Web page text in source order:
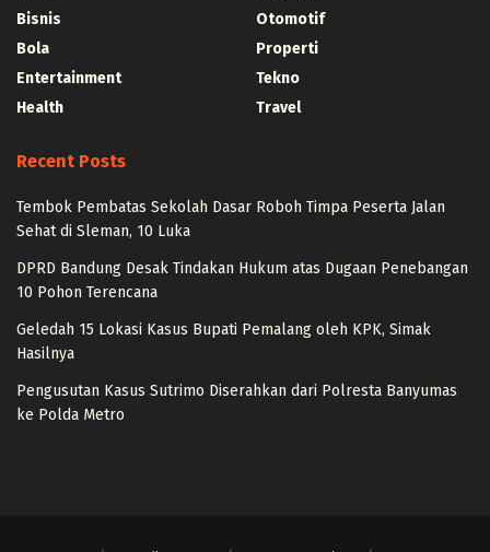
Bisnis
Bola
Entertainment
Health
Otomotif
Properti
Tekno
Travel
Recent Posts
Tembok Pembatas Sekolah Dasar Roboh Timpa Peserta Jalan
Sehat di Sleman, 10 Luka
DPRD Bandung Desak Tindakan Hukum atas Dugaan Penebangan
10 Pohon Terencana
Geledah 15 Lokasi Kasus Bupati Pemalang oleh KPK, Simak
Hasilnya
Pengusutan Kasus Sutrimo Diserahkan dari Polresta Banyumas
ke Polda Metro